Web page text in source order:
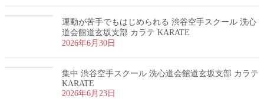
運動が苦手でもはじめられる 渋谷空手スクール 洗心
道会館道玄坂支部 カラテ KARATE
2026年6月30日
集中 渋谷空手スクール 洗心道会館道玄坂支部 カラテ
KARATE
2026年6月23日